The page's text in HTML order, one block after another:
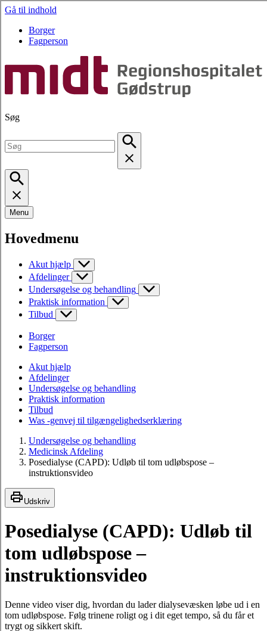
Gå til indhold
Borger
Fagperson
Søg
Menu
Hovedmenu
Akut hjælp
Afdelinger
Undersøgelse og behandling
Praktisk information
Tilbud
Borger
Fagperson
Akut hjælp
Afdelinger
Undersøgelse og behandling
Praktisk information
Tilbud
Was -genvej til tilgængelighedserklæring
Undersøgelse og behandling
Medicinsk Afdeling
Posedialyse (CAPD): Udløb til tom udløbspose –
instruktionsvideo
Udskriv
Posedialyse (CAPD): Udløb til
tom udløbspose –
instruktionsvideo
Denne video viser dig, hvordan du lader dialysevæsken løbe ud i en
tom udløbspose. Følg trinene roligt og i dit eget tempo, så du får et
trygt og sikkert skift.